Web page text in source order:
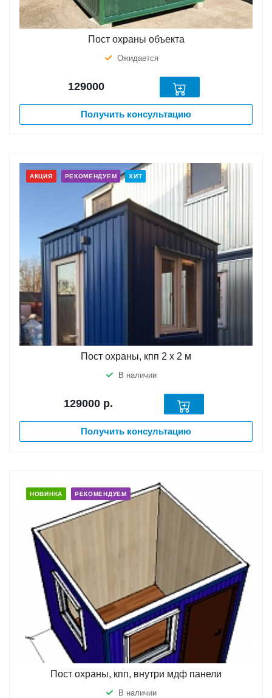
Пост охраны объекта
Ожидается
129000
Получить консультацию
АКЦИЯ РЕКОМЕНДУЕМ ХИТ
Пост охраны, кпп 2 х 2 м
В наличии
129000 р.
Получить консультацию
НОВИНКА РЕКОМЕНДУЕМ
Пост охраны, кпп, внутри мдф панели
В наличии